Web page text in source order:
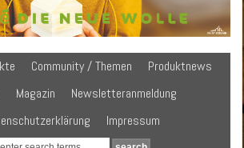
Community / Themen
Produktnews
Magazin
Newsletteranmeldung
Impressum